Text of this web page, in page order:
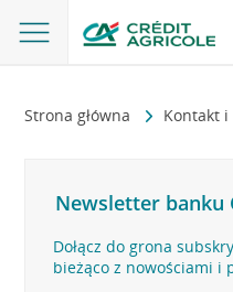
Strona główna Kontakt i
Newsletter banku
Dołącz do grona
bieżąco z nowościami i